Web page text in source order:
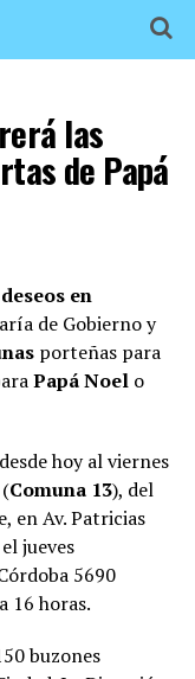
las
de Papá
en
de Gobierno y
porteñas para
Papá Noelo
hoy al viernes
Comuna 13), del
en Av. Patricias
jueves
5690
16 horas.
buzones